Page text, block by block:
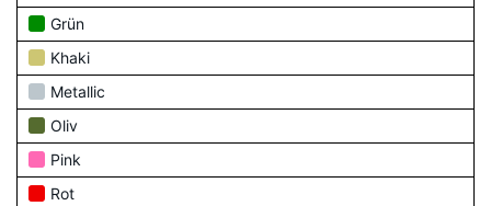
Grün
Khaki
Metallic
Oliv
Pink
Rot